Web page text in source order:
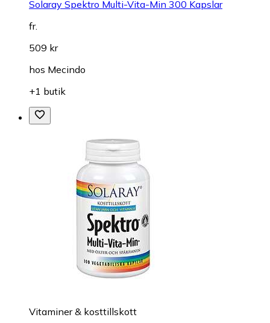
Solaray Spektro Multi-Vita-Min 300 Kapslar
fr.
509 kr
hos Mecindo
+1 butik
Vitaminer & kosttillskott